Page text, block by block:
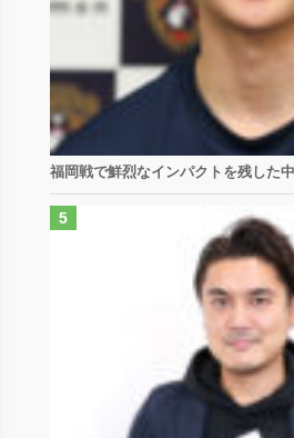
福岡戦で鮮烈なインパクトを残した中